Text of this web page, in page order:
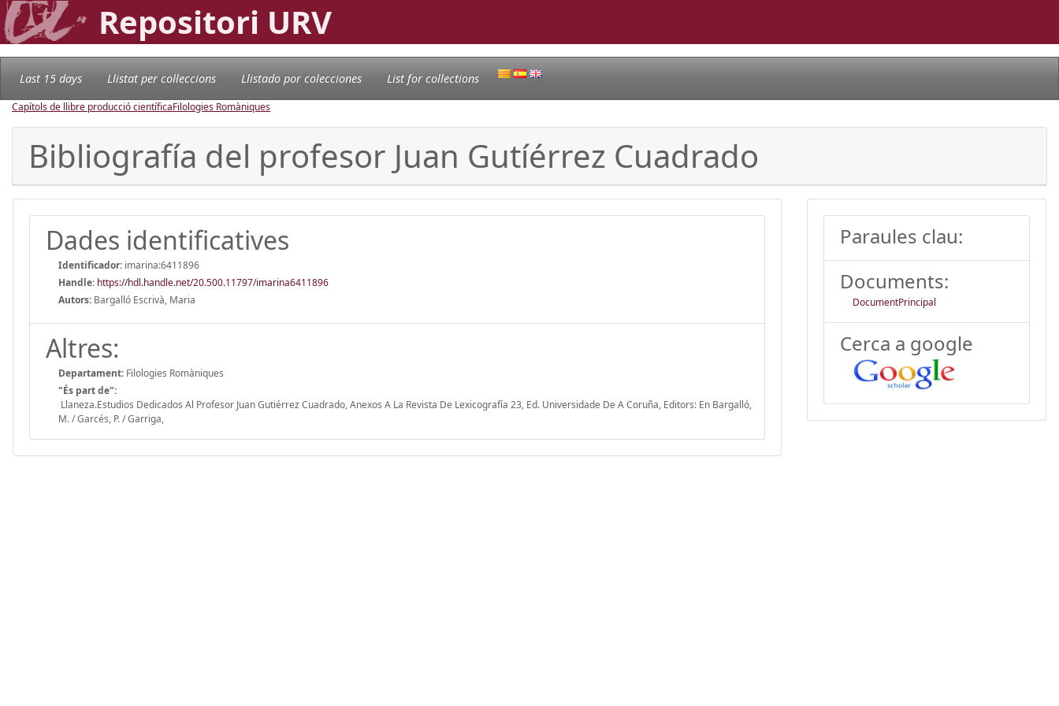
Repositori URV
Last 15 days Llistat per col·leccions Llistado por colecciones List for collections
Capítols de llibre producció científicaFilologies Romàniques
Bibliografía del profesor Juan Gutíérrez Cuadrado
Dades identificatives
Identificador: imarina:6411896
Handle: https://hdl.handle.net/20.500.11797/imarina6411896
Autors: Bargalló Escrivà, Maria
Altres:
Departament: Filologies Romàniques
"És part de":
Llaneza.Estudios Dedicados Al Profesor Juan Gutiérrez Cuadrado, Anexos A La Revista De Lexicografía 23, Ed. Universidade De A Coruña, Editors: En Bargalló,
M. / Garcés, P. / Garriga,
Paraules clau:
Documents:
DocumentPrincipal
Cerca a google